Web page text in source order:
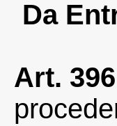
Da
Art. 396